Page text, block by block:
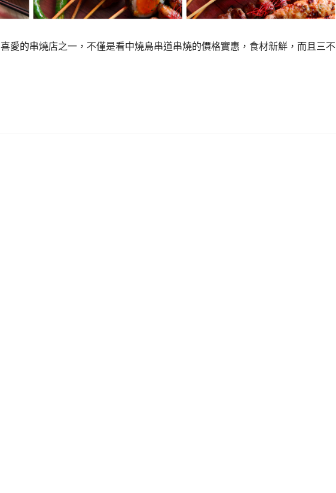
愛的串燒店之一，不僅是看中燒鳥串道串燒的價格實惠，食材新鮮，而且三不